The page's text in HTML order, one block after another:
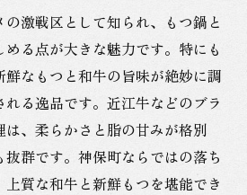
激戦区として知られ、もつ鍋と
る点が大きな魅力です。特にも
なもつと和牛の旨味が絶妙に調
る逸品です。近江牛などのブラ
は、柔らかさと脂の甘みが格別
群です。神保町ならではの落ち
質な和牛と新鮮もつを堪能でき